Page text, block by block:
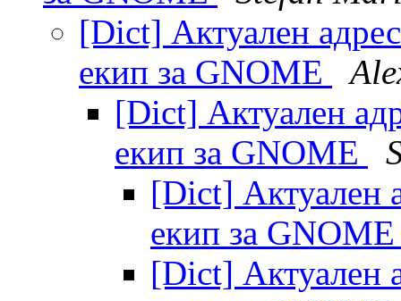
[Dict] Актуален
екип за GNOME
[Dict] Актуален
екип за GNOME
[Dict] Актуален
екип за
[Dict] Актуален